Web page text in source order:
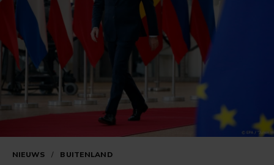
NIEUWS / BUITENLAND